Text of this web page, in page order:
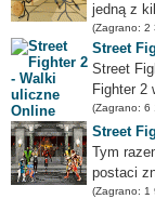
jedną z
(Zagrano: 2
Street
Street
Fighter 2
(Zagrano: 6
Street
Tym
postaci
(Zagrano: 1